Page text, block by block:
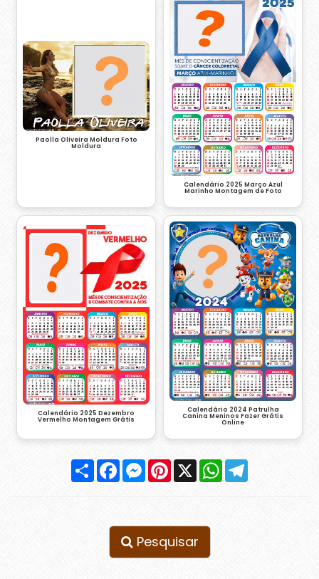
Paolla Oliveira Moldura Foto
Moldura
Calendário 2025 Março Azul
Marinho Montagem de Foto
Calendário 2025 Dezembro
Vermelho Montagem Grátis
Calendário 2024 Patrulha
Canina Meninos Fazer Grátis
Online
Compartilhar
FacebookMessenger
Pinterest
X WhatsApp
Pesquisar